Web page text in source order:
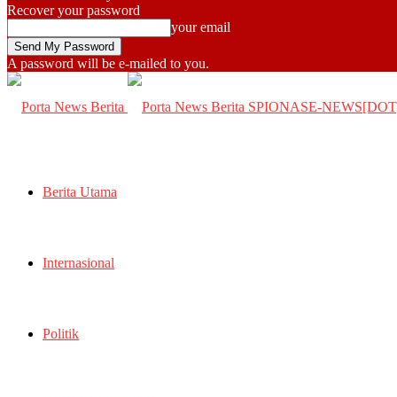
Recover your password
your email
A password will be e-mailed to you.
SPIONASE-
Berita Utama
Internasional
Politik